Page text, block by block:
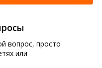
вопрос, просто
или